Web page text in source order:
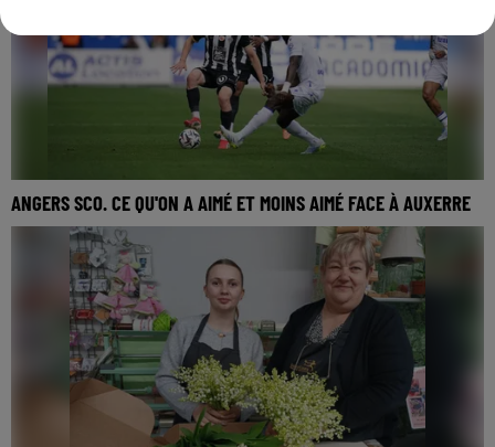
ANGERS SCO. CE QU'ON A AIMÉ ET MOINS AIMÉ FACE À AUXERRE
Angers Sco a lourdement chuté à Auxerre (3-1), plombé par
des erreurs individuelles, et n'a toujours pas validé
officiellement son maintien.